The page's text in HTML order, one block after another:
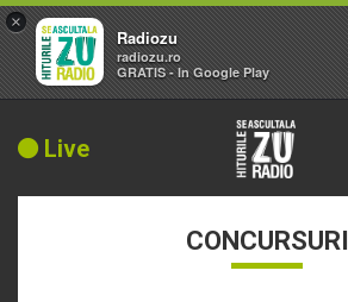
Live
CONCURSURI
×
Radiozu
radiozu.ro
GRATIS - In Google Play